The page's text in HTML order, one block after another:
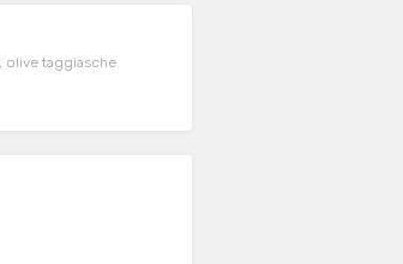
olive taggiasche